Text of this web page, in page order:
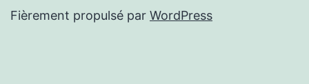
Fièrement propulsé par WordPress